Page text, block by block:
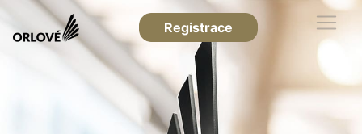
Registrace